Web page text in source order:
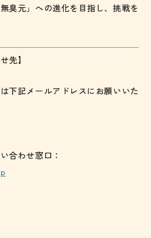
臭元」への進化を目指し、挑戦を
先】
下記メールアドレスにお願いいた
合わせ窓口：